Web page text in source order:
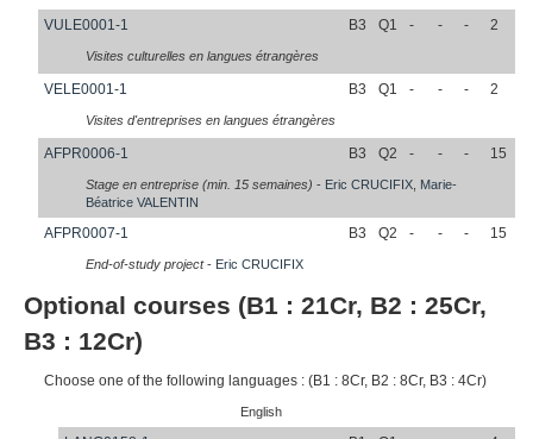
VULE0001-1 B3 Q1 - - - 2
Visites culturelles en langues étrangères
VELE0001-1 B3 Q1 - - - 2
Visites d'entreprises en langues étrangères
AFPR0006-1 B3 Q2 - - - 15
Stage en entreprise (min. 15 semaines) - Eric CRUCIFIX Marie-
Béatrice VALENTIN
AFPR0007-1 B3 Q2 - - - 15
End-of-study project- Eric CRUCIFIX
Optional courses (B1 : 21Cr, B2 : 25Cr,
B3 : 12Cr)
Choose one of the following languages : (B1 : 8Cr, B2 : 8Cr, B3 : 4Cr)
English